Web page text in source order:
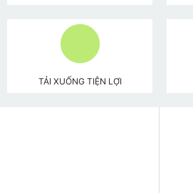
TẢI XUỐNG TIỆN LỢI